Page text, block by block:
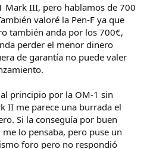
Mark III, pero hablamos de 700
valoré la Pen-F ya que
también anda por los 700€,
perder el menor dinero
de garantía no puede valer
principio por la OM-1 sin
II me parece una burrada el
Si la conseguía por buen
lo pensaba, pero puse un
foro pero no respondió